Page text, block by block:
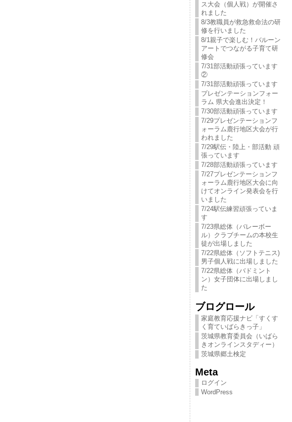
ス大会（個人戦）が開催さ
れました
8/3教職員が救急救命法の研
修を行いました
8/1親子で楽しむ！バルーン
アートでつながる子育て研
修会
7/31部活動頑張っています
②
7/31部活動頑張っています
プレゼンテーションフォー
ラム 県大会進出決定！
7/30部活動頑張っています
7/29プレゼンテーションフ
ォーラム鹿行地区大会が行
われました
7/29駅伝・陸上・部活動 頑
張っています
7/28部活動頑張っています
7/27プレゼンテーションフ
ォーラム鹿行地区大会に向
けてオンライン発表会を行
いました
7/24駅伝練習頑張っていま
す
7/23県総体（バレーボー
ル）クラブチームの本校生
徒が出場しました
7/22県総体（ソフトテニス)
男子個人戦に出場しました
7/22県総体（バドミント
ン）女子団体に出場しまし
た
ブログロール
家庭教育応援ナビ「すくす
く育ていばらきっ​子」
茨城県教育委員会（いばら
きオンラインスタディー）
茨城県郷土検定
Meta
ログイン
WordPress